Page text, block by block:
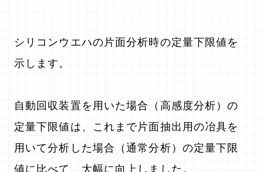
シリコンウエハの片面分析時の定量下限値を
示します。
自動回収装置を用いた場合（高感度分析）の
定量下限値は、これまで片面抽出用の冶具を
用いて分析した場合（通常分析）の定量下限
値に比べて、大幅に向上しました。